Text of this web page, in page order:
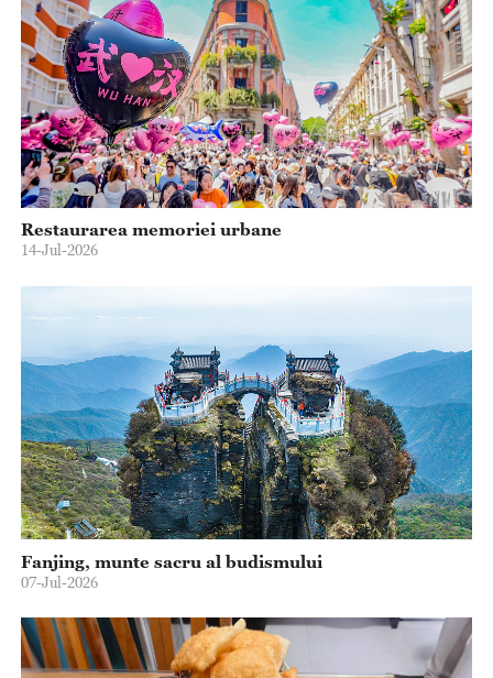
Restaurarea memoriei urbane
14-Jul-2026
Fanjing, munte sacru al budismului
07-Jul-2026